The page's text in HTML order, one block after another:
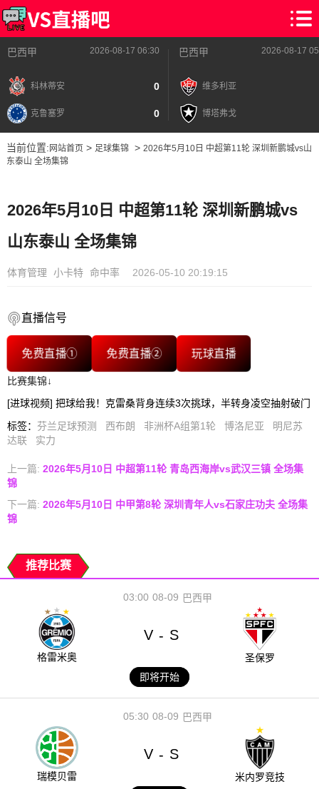
巴西甲 2026-08-17 06:30
科林蒂安 0
克鲁塞罗 0
巴西甲 2026-08-17
维多利亚
博塔弗戈
当前位置: 网站首页> 足球集锦> 2026年5月10日 中超第11轮 深圳新鹏城vs山
东泰山 全场集锦
2026年5月10日 中超第11轮 深圳新鹏城vs
山东泰山 全场集锦
体育管理 小卡特 命中率 2026-05-10 20:19:15
直播信号
免费直播① 免费直播② 玩球直播
比赛集锦↓
[进球视频] 把球给我！克雷桑背身连续3次挑球，半转身凌空抽射破门
标签： 芬兰足球预测 西布朗 非洲杯A组第1轮 博洛尼亚
明尼苏
达联
实力
上一篇: 2026年5月10日 中超第11轮 青岛西海岸vs武汉三镇 全场集
锦
下一篇: 2026年5月10日 中甲第8轮 深圳青年人vs石家庄功夫 全场集
锦
推荐比赛
08-09
03:00 巴西甲
格雷米奥
V - S
圣保罗
即将开始
08-09
05:30 巴西甲
瑞模贝雷
V - S
米内罗竞技